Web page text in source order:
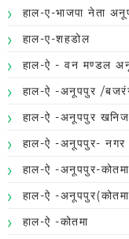
हाल-ए-भाजपा नेता
हाल-ए-शहडोल
हाल-ऐ - वन मण्डल
हाल-ऐ -अनूपपुर /
हाल-ऐ -अनूपपुर खनिज
हाल-ऐ -अनूपपुर- नगर
हाल-ऐ -अनूपपुर-कोतमा
हाल-ऐ -
हाल-ऐ -कोतमा